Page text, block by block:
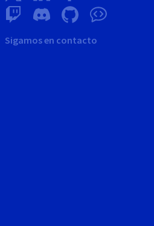
Sigamos en contacto